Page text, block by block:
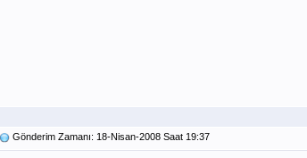
Gönderim Zamanı: 18-Nisan-2008 Saat 19:37